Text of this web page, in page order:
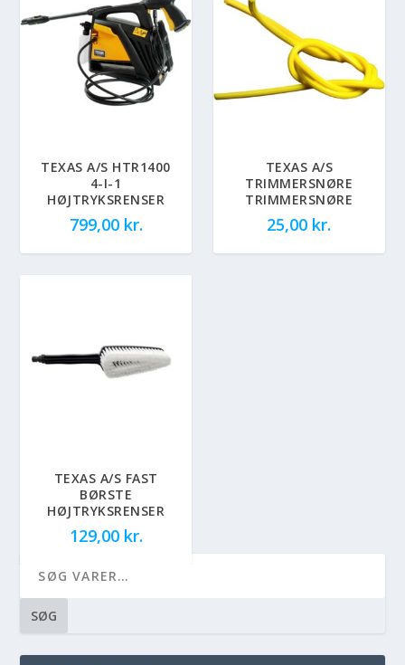
TEXAS A/S HTR1400
4-I-1
HØJTRYKSRENSER
799,00 kr.
TEXAS A/S
TRIMMERSNØRE
TRIMMERSNØRE
25,00 kr.
TEXAS A/S FAST
BØRSTE
HØJTRYKSRENSER
129,00 kr.
SØG